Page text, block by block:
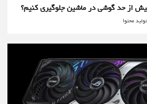
از حد گوشی در ماشین جلوگیری کنیم؟
محتوا